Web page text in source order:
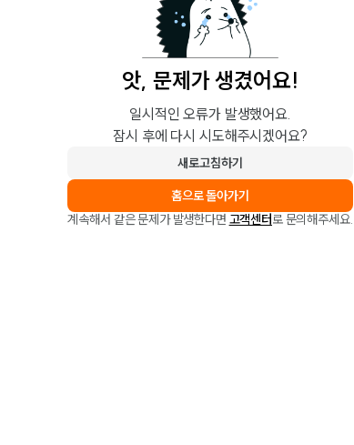
앗, 문제가 생겼어요!
일시적인 오류가 발생했어요.
잠시 후에 다시 시도해주시겠어요?
새로고침하기
홈으로 돌아가기
계속해서 같은 문제가 발생한다면 고객센터로 문의해주세요.